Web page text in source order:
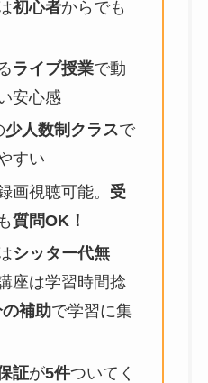
初心者からでも
ライブ授業で動
安心感
少人数制クラスで
すい
画視聴可能。 受
質問OK！
シッター代無
座は学習時間捻
補助で学習に集
証が5件ついてく